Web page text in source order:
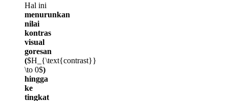
Hal ini
menurunkan
nilai
kontras
visual
goresan
($H_{\text{contrast}}
\to 0$)
hingga
ke
tingkat